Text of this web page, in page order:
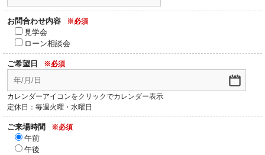
お問合わせ内容 ※必須
見学会
ローン相談会
ご希望日 ※必須
カレンダーアイコンをクリックでカレンダー表示
定休日：毎週火曜・水曜日
ご来場時間 ※必須
午前
午後